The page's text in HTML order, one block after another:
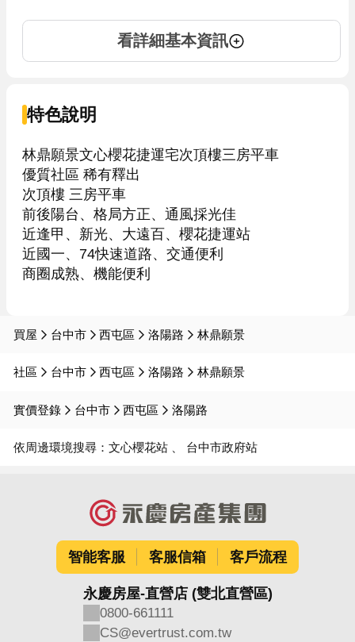
看詳細基本資訊
特色說明
林鼎願景文心櫻花捷運宅次頂樓三房平車
優質社區 稀有釋出
次頂樓 三房平車
前後陽台、格局方正、通風採光佳
近逢甲、新光、大遠百、櫻花捷運站
近國一、74快速道路、交通便利
商圈成熟、機能便利
買屋 台中市 西屯區 洛陽路 林鼎願景
社區 台中市 西屯區 洛陽路 林鼎願景
實價登錄 台中市 西屯區 洛陽路
依周邊環境搜尋： 文心櫻花站 台中市政府站
智能客服 客服信箱 客戶流程
永慶房屋-直營店 (雙北直營區)
0800-661111
CS@evertrust.com.tw